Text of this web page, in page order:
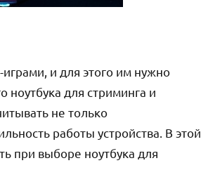
и для этого им нужно
ноутбука для стриминга и
не только
работы устройства. В этой
при выборе ноутбука для